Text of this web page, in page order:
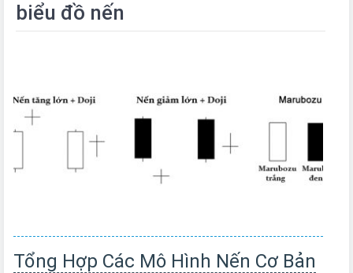
biểu đồ nến
Tổng Hợp Các Mô Hình Nến Cơ Bản